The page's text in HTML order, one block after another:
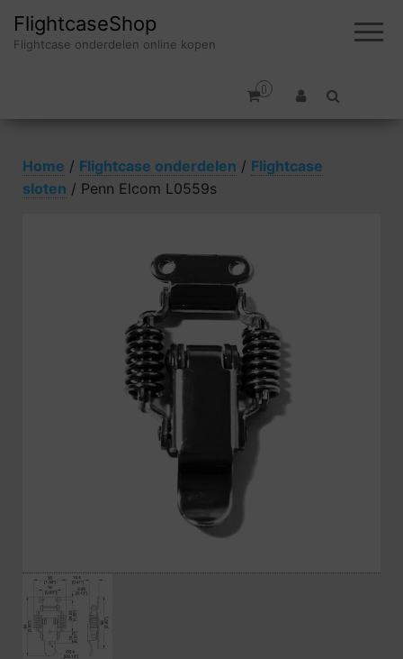
FlightcaseShop
Flightcase onderdelen online kopen
0
Home / Flightcase onderdelen / Flightcase
sloten / Penn Elcom L0559s